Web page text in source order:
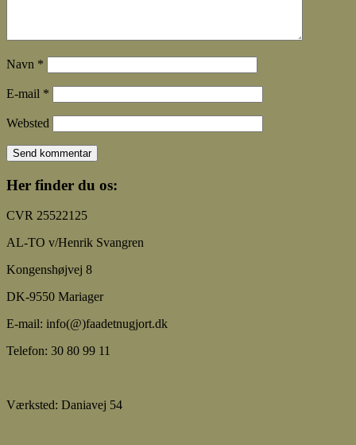
Navn *
E-mail *
Websted
Her finder du os:
CVR 25522125
AL-TO v/Henrik Svangren
Kongenshøjvej 8
DK-9550 Mariager
E-mail: info(@)faadetnugjort.dk
Telefon: 30 80 99 11
Værksted: Daniavej 54